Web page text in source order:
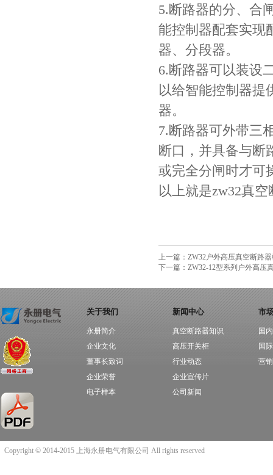
5.断路器的分、合
能控制器配套实现
器、分段器。
6.断路器可以装设
以给智能控制器提
器。
7.断路器可外带三
断口，并具备与断
或完全分闸时才可
以上就是zw32真
上一篇： ZW32户外高压真空断路
下一篇： ZW32-12型系列户外高压
关于我们
永册简介
企业文化
董事长致词
企业荣誉
电子样本
新闻中心
真空断路器知识
高压开关柜
行业动态
企业宣传片
公司新闻
市
国
国
营
Copyright © 2014-2015 上海永册电气有限公司 All rights reserved